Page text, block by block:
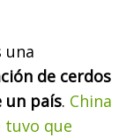
una
de cerdos
un país. China
tuvo que